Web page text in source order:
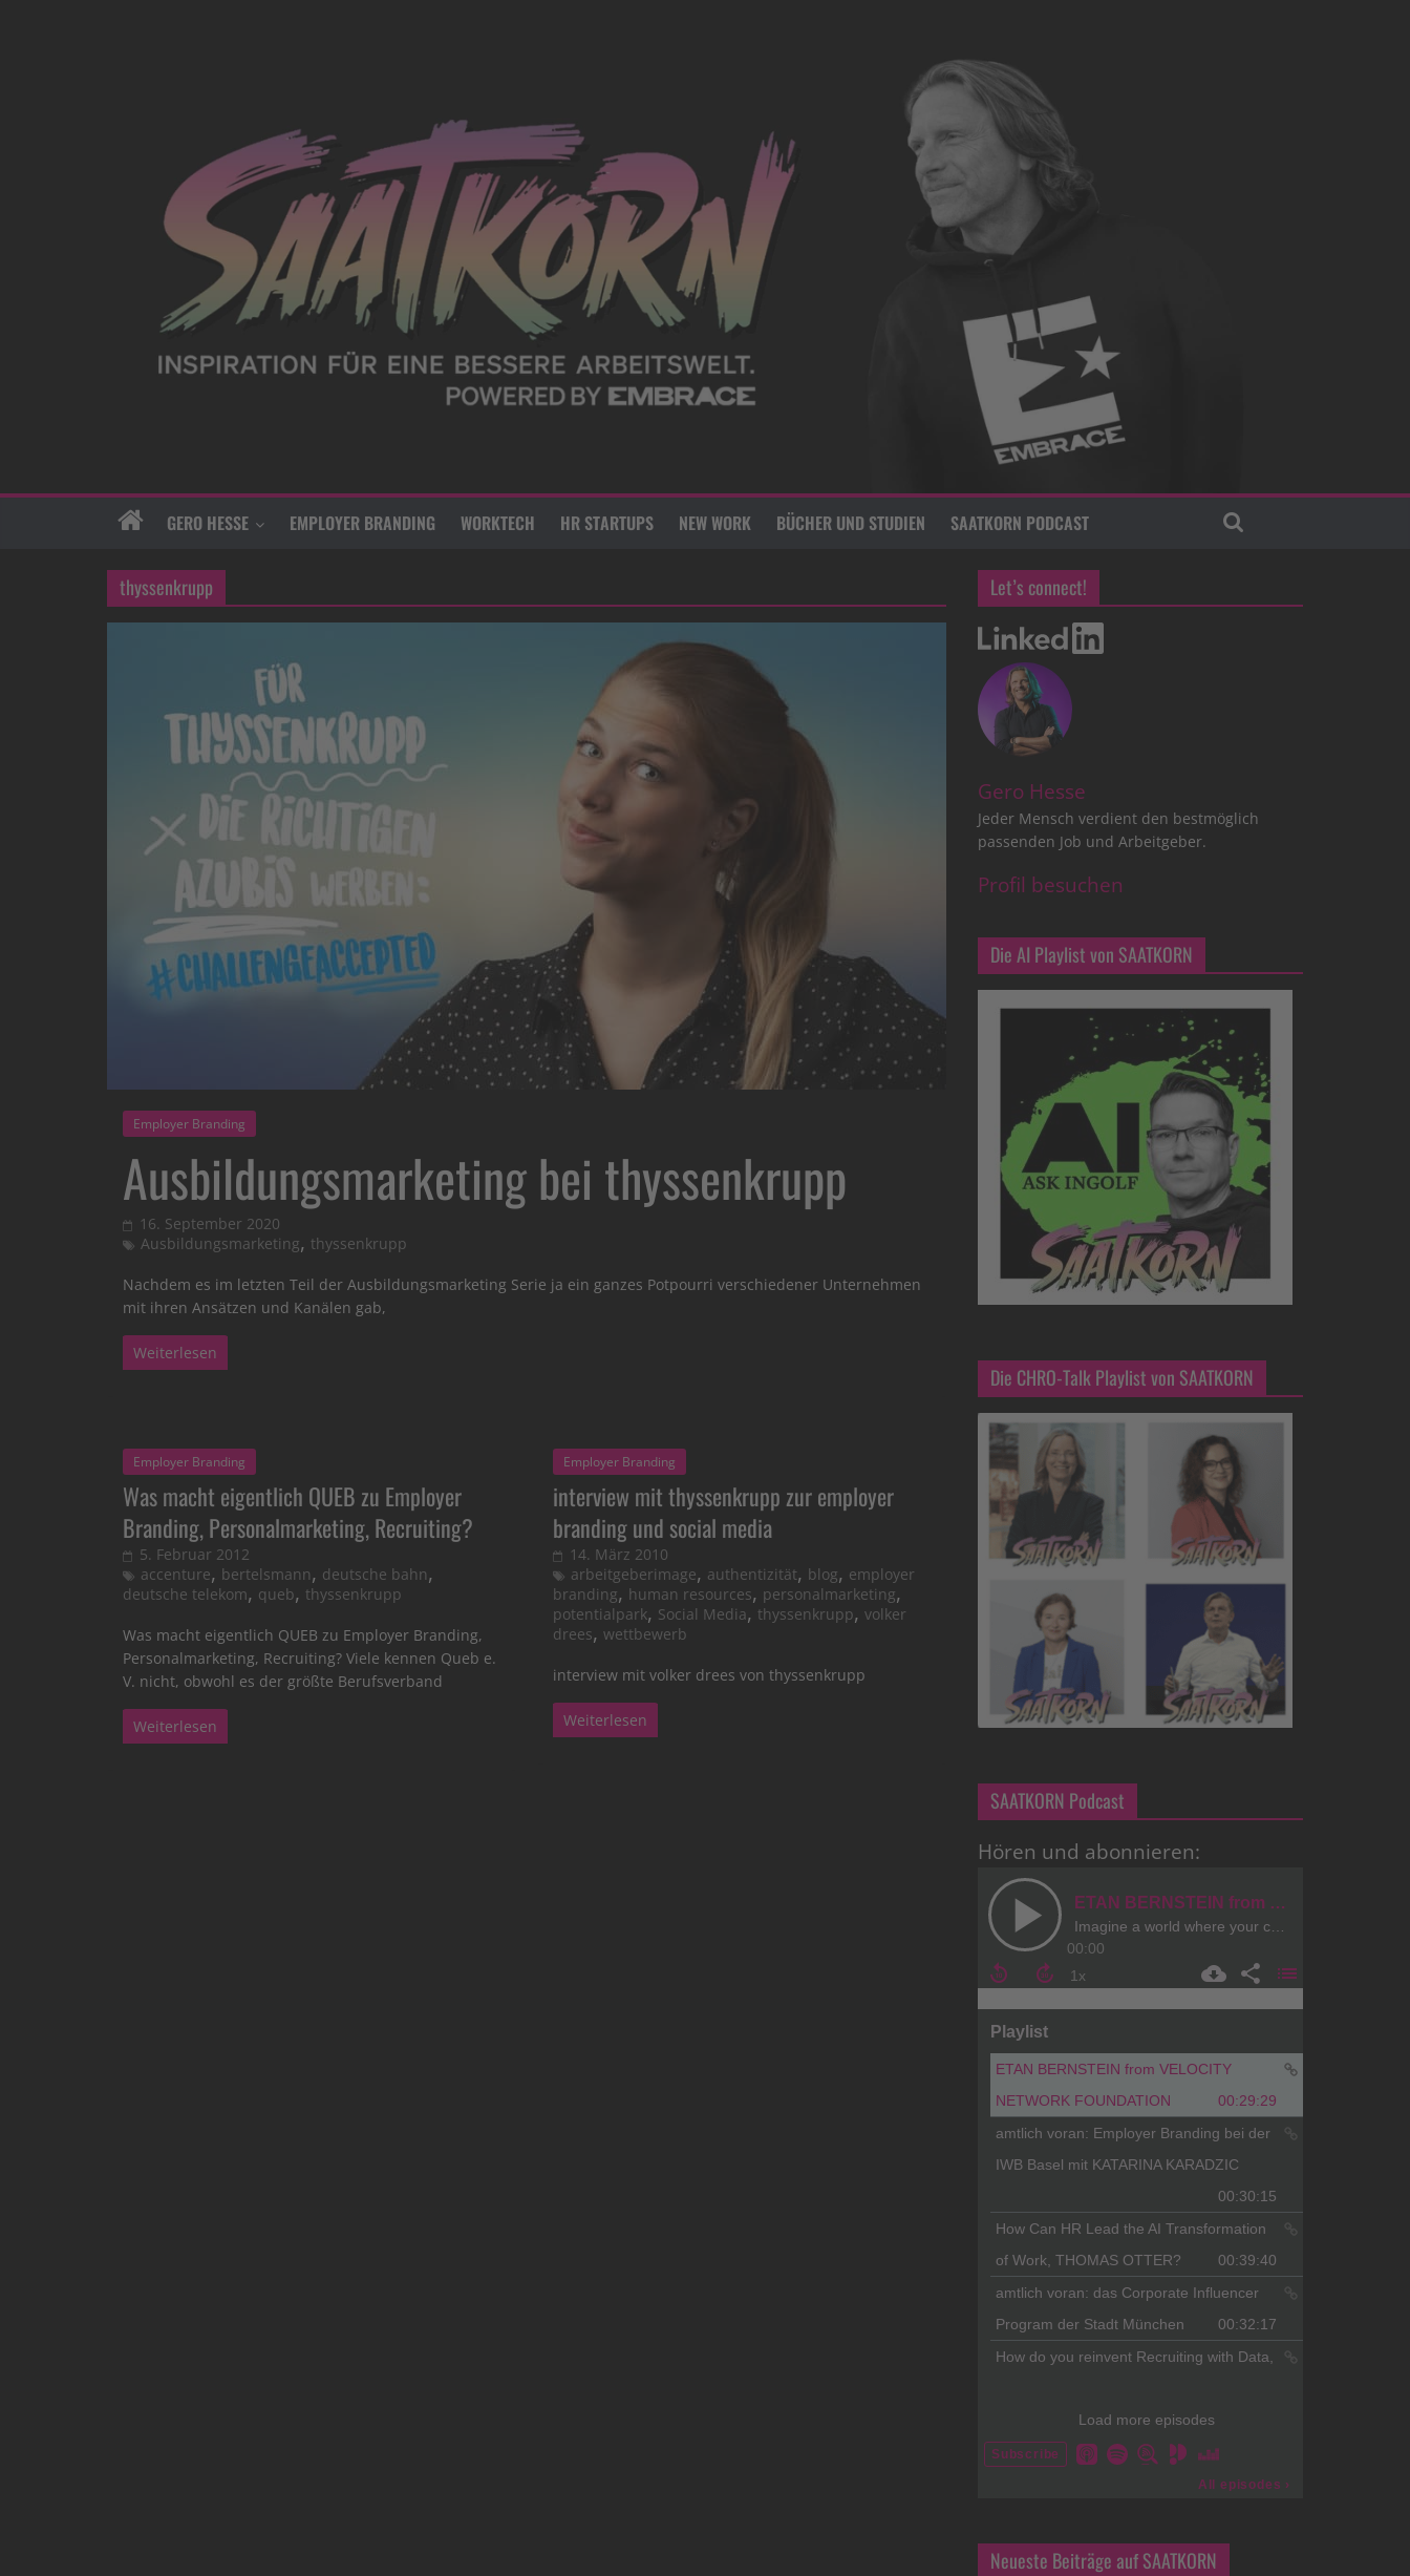
GERO HESSE EMPLOYER BRANDING WORKTECH HR STARTUPS NEW WORK BÜCHER UND STUDIEN SAATKORN PODCAST
thyssenkrupp
Employer Branding
Ausbildungsmarketing bei thyssenkrupp
16. September 2020
Ausbildungsmarketing, thyssenkrupp
Nachdem es im letzten Teil der Ausbildungsmarketing Serie ja ein ganzes Potpourri verschiedener Unternehmen
mit ihren Ansätzen und Kanälen gab,
Weiterlesen
Employer Branding
Was macht eigentlich QUEB zu Employer
Branding, Personalmarketing, Recruiting?
5. Februar 2012
accenture, bertelsmann, deutsche bahn,
deutsche telekom, queb, thyssenkrupp
Was macht eigentlich QUEB zu Employer Branding,
Personalmarketing, Recruiting? Viele kennen Queb e.
V. nicht, obwohl es der größte Berufsverband
Weiterlesen
Employer Branding
interview mit thyssenkrupp zur employer
branding und social media
14. März 2010
arbeitgeberimage, authentizität, blog, employer
branding, human resources, personalmarketing,
potentialpark, Social Media,thyssenkrupp,volker
drees,wettbewerb
interview mit volker drees von thyssenkrupp
Weiterlesen
Let’s connect!
Gero Hesse
Jeder Mensch verdient den bestmöglich
passenden Job und Arbeitgeber.
Profil besuchen
Die AI Playlist von SAATKORN
Die CHRO-Talk Playlist von SAATKORN
SAATKORN Podcast
Hören und abonnieren:
Neueste Beiträge auf SAATKORN